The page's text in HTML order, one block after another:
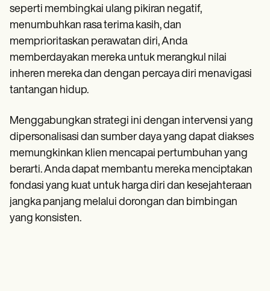
seperti membingkai ulang pikiran negatif,
menumbuhkan rasa terima kasih, dan
memprioritaskan perawatan diri, Anda
memberdayakan mereka untuk merangkul nilai
inheren mereka dan dengan percaya diri menavigasi
tantangan hidup.
Menggabungkan strategi ini dengan intervensi yang
dipersonalisasi dan sumber daya yang dapat diakses
memungkinkan klien mencapai pertumbuhan yang
berarti. Anda dapat membantu mereka menciptakan
fondasi yang kuat untuk harga diri dan kesejahteraan
jangka panjang melalui dorongan dan bimbingan
yang konsisten.